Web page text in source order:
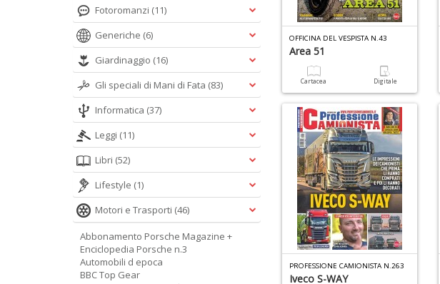
OFFICINA DEL VESPISTA N.43
Area 51
Cartacea Digitale
PROFESSIONE CAMIONISTA N.263
Iveco S-WAY
Fotoromanzi (11)
Generiche (6)
Giardinaggio (16)
Gli speciali di Mani di Fata (83)
Informatica (37)
Leggi (11)
Libri (52)
Lifestyle (1)
Motori e Trasporti (46)
Abbonamento Porsche Magazine +
Enciclopedia Porsche n.3
Automobili d epoca
BBC Top Gear